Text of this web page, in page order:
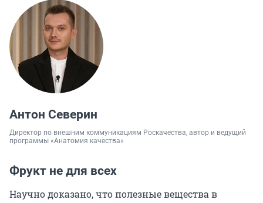
Антон Северин
Директор по внешним коммуникациям Роскачества, автор и ведущий
программы «Анатомия качества»
Фрукт не для всех
Научно доказано, что полезные вещества в